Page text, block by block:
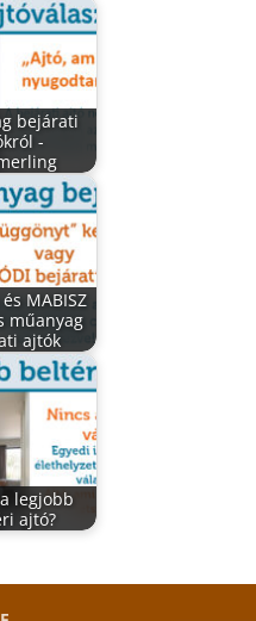
bejárati
-
MABISZ
műanyag
ajtók
legjobb
ajtó?